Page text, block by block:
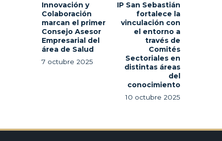
Innovación y
Colaboración
marcan el primer
Consejo Asesor
Empresarial del
área de Salud
7 octubre 2025
IP San Sebastián
fortalece la
vinculación con
el entorno a
través de
Comités
Sectoriales en
distintas áreas
del
conocimiento
10 octubre 2025